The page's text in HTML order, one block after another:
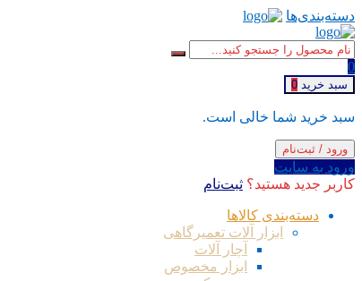
دسته‌بندی‌ها
0
سبد خرید 0
سبد خرید شما خالی است.
ورود / ثبت‌نام
ورود به سایت
کاربر جدید هستید؟ ثبت‌نام
دسته‌بندی کالاها
ابزار آلات تعمیرگاهی
آچار آلات
ابزار مخصوص